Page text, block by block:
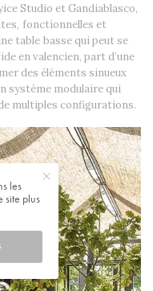
Studio et Gandiablasco,
fonctionnelles et
table basse qui peut se
en valencien, part d’une
des éléments sinueux
système modulaire qui
multiples configurations.
les
site plus